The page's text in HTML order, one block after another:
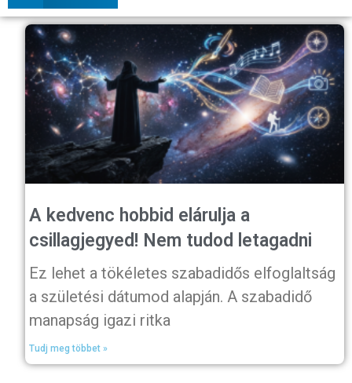
A kedvenc hobbid elárulja a
csillagjegyed! Nem tudod letagadni
Ez lehet a tökéletes szabadidős elfoglaltság
a születési dátumod alapján. A szabadidő
manapság igazi ritka
Tudj meg többet »